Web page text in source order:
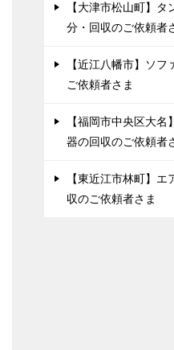
【大津市松山町】
分・回収のご依頼者
【近江八幡市】ソ
ご依頼者さま
【福岡市中央区大
器の回収のご依頼者
【東近江市林町】エ
収のご依頼者さま